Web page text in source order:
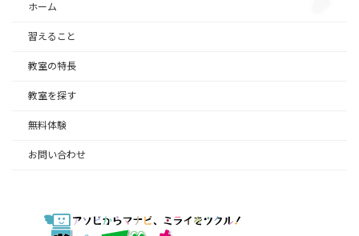
ホーム
習えること
教室の特長
教室を探す
無料体験
お問い合わせ